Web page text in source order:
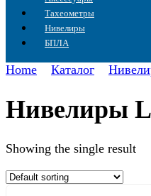
Тахеометры
Нивелиры
БПЛА
Home Каталог
Нивелиры
Showing the single result